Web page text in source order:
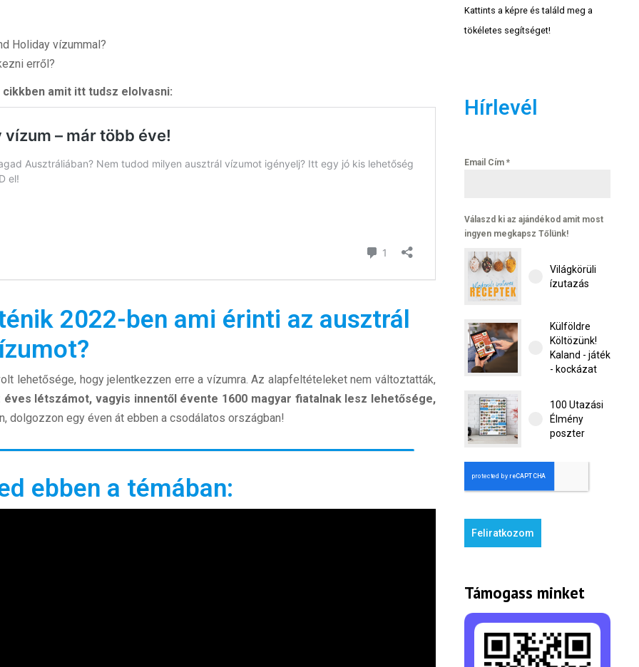
Holiday vízummal?
erről?
amit itt tudsz elolvasni:
2022-ben ami érinti az ausztrál
lehetősége, hogy jelentkezzen erre a vízumra. Az alapfeltételeket nem változtatták,
létszámot, vagyis innentől évente 1600 magyar fiatalnak lesz lehetősége,
dolgozzon egy éven át ebben a csodálatos országban!
ebben a témában:
Kattints a képre és találd meg a
tökéletes segítséget!
Hírlevél
Email Cím *
Válaszd ki az ajándékod amit most
ingyen megkapsz Tőlünk!
Világkörüli
ízutazás
Külföldre
Költözünk!
Kaland - játék
- kockázat
100 Utazási
Élmény
poszter
Feliratkozom
Támogass minket